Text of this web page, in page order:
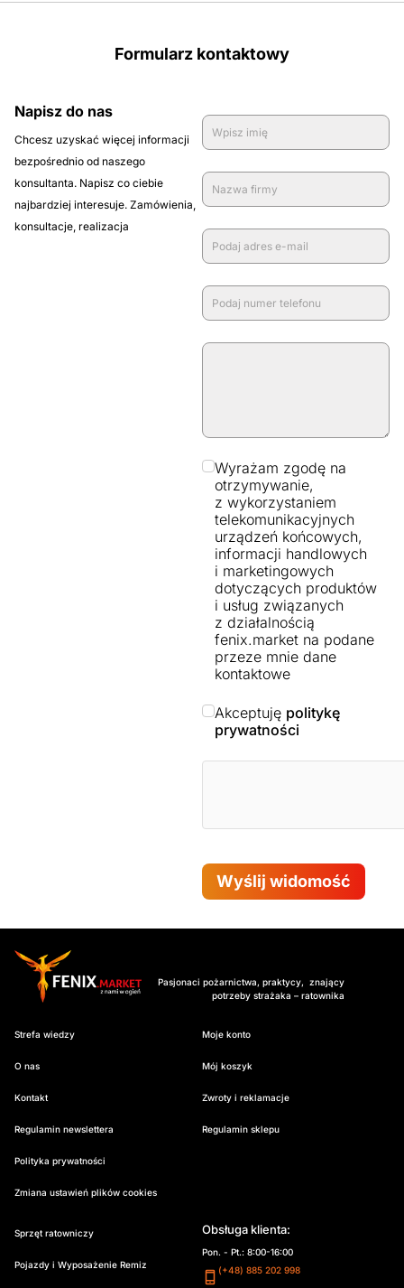
Formularz kontaktowy
Napisz do nas
Chcesz uzyskać więcej informacji
bezpośrednio od naszego
konsultanta. Napisz co ciebie
najbardziej interesuje. Zamówienia,
konsultacje, realizacja
Wyrażam zgodę na
otrzymywanie,
z wykorzystaniem
telekomunikacyjnych
urządzeń końcowych,
informacji handlowych
i marketingowych
dotyczących produktów
i usług związanych
z działalnością
fenix.market na podane
przeze mnie dane
kontaktowe
Akceptuję politykę
prywatności
Wyślij widomość
Pasjonaci pożarnictwa, praktycy, znający
potrzeby strażaka – ratownika
Strefa wiedzy
O nas
Kontakt
Regulamin newslettera
Polityka prywatności
Zmiana ustawień plików cookies
Moje konto
Mój koszyk
Zwroty i reklamacje
Regulamin sklepu
Sprzęt ratowniczy
Pojazdy i Wyposażenie Remiz
Obsługa klienta:
Pon. - Pt.: 8:00-16:00
(+48) 885 202 998